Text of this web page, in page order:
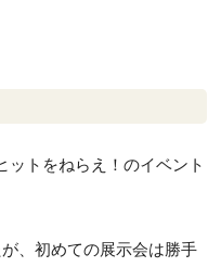
ットをねらえ！のイベント
、初めての展示会は勝手